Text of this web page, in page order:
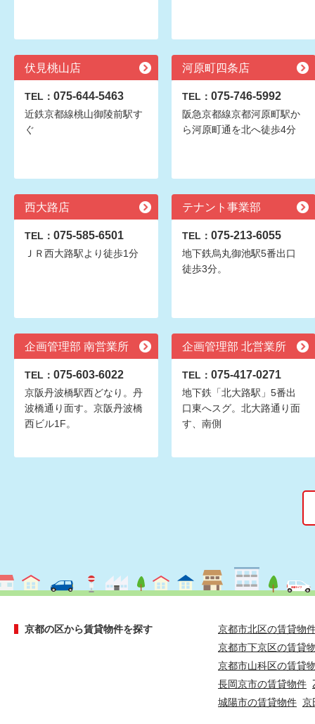
伏見桃山店
TEL： 075-644-5463
近鉄京都線桃山御陵前駅す
ぐ
河原町四条店
TEL： 075-746-5992
阪急京都線京都河原町駅か
ら河原町通を北へ徒歩4分
西大路店
TEL： 075-585-6501
ＪＲ西大路駅より徒歩1分
テナント事業部
TEL： 075-213-6055
地下鉄烏丸御池駅5番出口
徒歩3分。
企画管理部 南営業所
TEL： 075-603-6022
京阪丹波橋駅西どなり。丹
波橋通り面す。京阪丹波橋
西ビル1F。
企画管理部 北営業所
TEL： 075-417-0271
地下鉄「北大路駅」5番出
口東へスグ。北大路通り面
す、南側
京都の区から賃貸物件を探す
京都市北区の賃貸物
京都市下京区の賃貸
京都市山科区の賃貸
長岡京市の賃貸物件
城陽市の賃貸物件 京